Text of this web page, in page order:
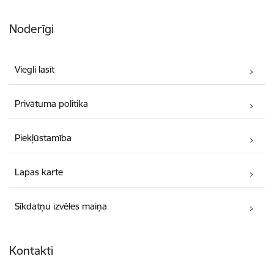
Noderīgi
Viegli lasīt
Privātuma politika
Piekļūstamība
Lapas karte
Sīkdatņu izvēles maiņa
Kontakti